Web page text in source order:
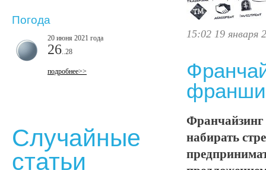
15:02 19 января
Франчайзинг
набирать
Погода
20 июня 2021 года
26 ..28
подробнее>>
Случайные
статьи